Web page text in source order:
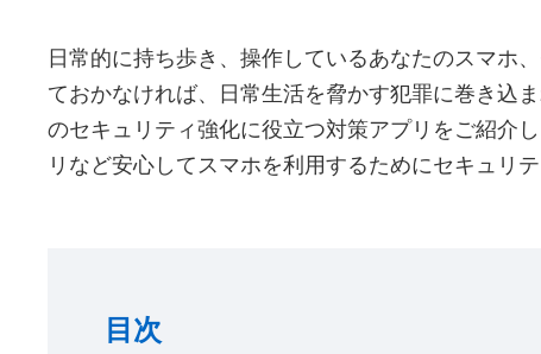
日常的に持ち歩き、操作しているあなたのスマホ
ておかなければ、日常生活を脅かす犯罪に巻き込
のセキュリティ強化に役立つ対策アプリをご紹介
リなど安心してスマホを利用するためにセキュリ
目次